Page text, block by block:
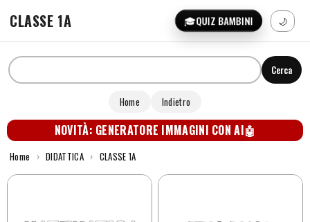
CLASSE 1A 🎓QUIZ BAMBINI 🌙
Cerca
Home Indietro
NOVITÀ: GENERATORE IMMAGINI CON AI🤖
Home › DIDATTICA › CLASSE 1A